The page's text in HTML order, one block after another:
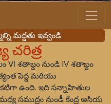
మద్దతు ఇవ్వండి
చరిత్ర
శతాబ్దం నుండి IV శతాబ్దం
పెద్ద మరియు
ఉంది. ఇది సన్నాహితుల
సముద్రం నుండీ కేంద్ర ఆసియ